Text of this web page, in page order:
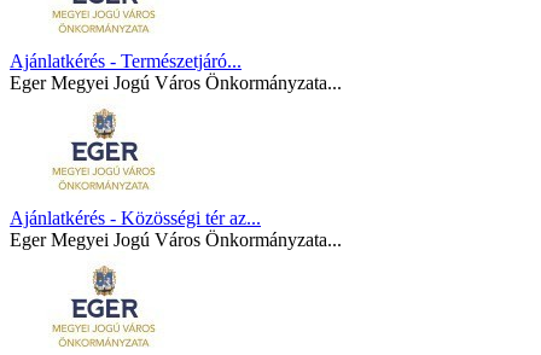
Ajánlatkérés - Természetjáró...
Eger Megyei Jogú Város Önkormányzata...
Ajánlatkérés - Közösségi tér az...
Eger Megyei Jogú Város Önkormányzata...